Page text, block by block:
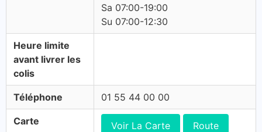
Sa 07:00-19:00
Su 07:00-12:30
Heure limite
avant livrer les
colis
Téléphone 01 55 44 00 00
Carte Voir La Carte Route